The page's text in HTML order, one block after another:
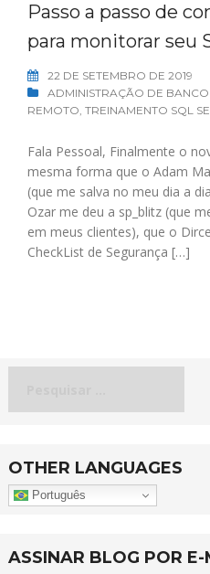
Passo a passo de
para monitorar seu
22 DE SETEMBRO DE 2019
ADMINISTRAÇÃO DE
REMOTO, TREINAMENTO SQL
Fala Pessoal, Finalmente o
mesma forma que o Adam
(que me salva no meu dia a
Ozar me deu a sp_blitz (que
em meus clientes), que o
CheckList de Segurança […]
OTHER LANGUAGES
Português
ASSINAR BLOG POR E-